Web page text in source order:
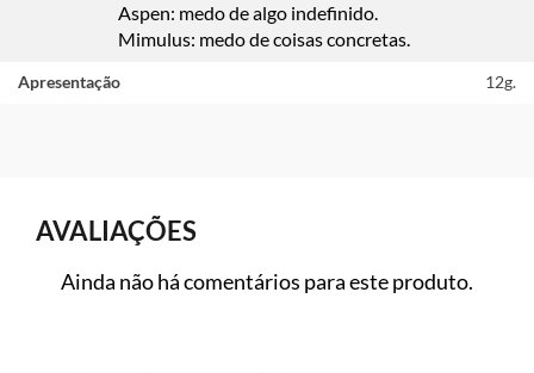
Aspen: medo de algo indefinido.
Mimulus: medo de coisas concretas.
Apresentação 12g.
AVALIAÇÕES
Ainda não há comentários para este produto.